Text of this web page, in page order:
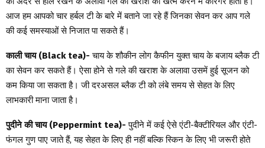
आज हम आपको चार हर्बल टी के बारे में बताने जा रहे हैं जिनका सेवन कर आप गले
की कई समस्याओं से निजात पा सकते हैं।
काली चाय (Black tea)-चाय के शौकीन लोग कैफीन युक्त चाय के बजाय ब्लैक टी
का सेवन कर सकते हैं। ऐसा होने से गले की खराश के अलावा उसमें हुई सूजन को
कम किया जा सकता है। जी दरअसल ब्लैक टी को लंबे समय से सेहत के लिए
लाभकारी माना जाता है।
पुदीने की चाय (Peppermint tea)-पुदीने में कई ऐसे एंटी-बैक्टीरियल और एंटी-
फंगल गुण पाए जाते हैं, यह सेहत के लिए ही नहीं बल्कि स्किन के लिए भी जरूरी होते